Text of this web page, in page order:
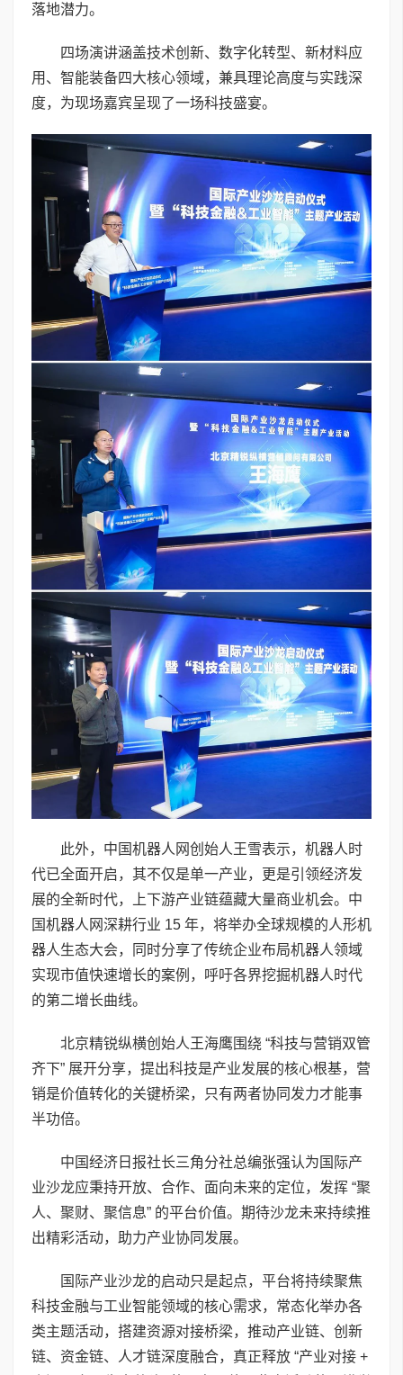
落地潜力。
四场演讲涵盖技术创新、数字化转型、新材料应
用、智能装备四大核心领域，兼具理论高度与实践深
度，为现场嘉宾呈现了一场科技盛宴。
此外，中国机器人网创始人王雪表示，机器人时
代已全面开启，其不仅是单一产业，更是引领经济发
展的全新时代，上下游产业链蕴藏大量商业机会。中
国机器人网深耕行业 15 年，将举办全球规模的人形机
器人生态大会，同时分享了传统企业布局机器人领域
实现市值快速增长的案例，呼吁各界挖掘机器人时代
的第二增长曲线。
北京精锐纵横创始人王海鹰围绕 “科技与营销双管
齐下” 展开分享，提出科技是产业发展的核心根基，营
销是价值转化的关键桥梁，只有两者协同发力才能事
半功倍。
中国经济日报社长三角分社总编张强认为国际产
业沙龙应秉持开放、合作、面向未来的定位，发挥 “聚
人、聚财、聚信息” 的平台价值。期待沙龙未来持续推
出精彩活动，助力产业协同发展。
国际产业沙龙的启动只是起点，平台将持续聚焦
科技金融与工业智能领域的核心需求，常态化举办各
类主题活动，搭建资源对接桥梁，推动产业链、创新
链、资金链、人才链深度融合，真正释放 “产业对接 +